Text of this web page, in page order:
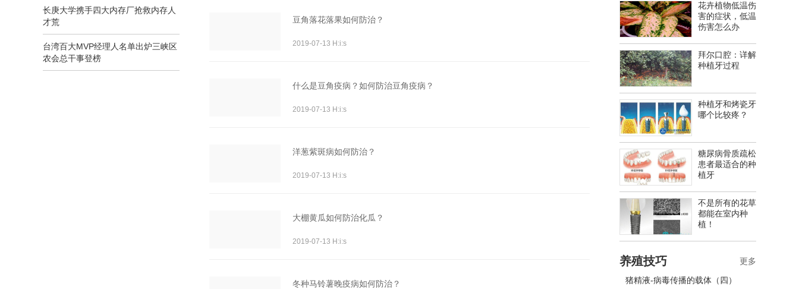
长庚大学携手四大内存厂抢救内存人
才荒
台湾百大MVP经理人名单出炉三峡区
农会总干事登榜
豆角落花落果如何防治？
2019-07-13 H:i:s
什么是豆角疫病？如何防治豆角疫病？
2019-07-13 H:i:s
洋葱紫斑病如何防治？
2019-07-13 H:i:s
大棚黄瓜如何防治化瓜？
2019-07-13 H:i:s
冬种马铃薯晚疫病如何防治？
花卉植物低温伤
害的症状，低温
伤害怎么办
拜尔口腔：详解
种植牙过程
种植牙和烤瓷牙
哪个比较疼？
糖尿病骨质疏松
患者最适合的种
植牙
不是所有的花草
都能在室内种
植！
养殖技巧
猪精液-病毒传播的载体（四）
更多